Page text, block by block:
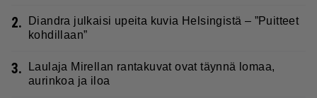
2.
Diandra julkaisi upeita kuvia Helsingistä – ”Puitteet
kohdillaan”
3.
Laulaja Mirellan rantakuvat ovat täynnä lomaa,
aurinkoa ja iloa